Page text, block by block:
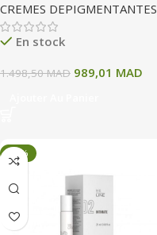
CREMES DEPIGMENTANTES
En stock
1.498,50MAD 989,01 MAD
-33%